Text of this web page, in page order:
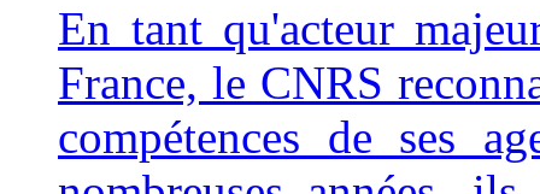
En tant qu'acteur
France, le CNRS
compétences de ses